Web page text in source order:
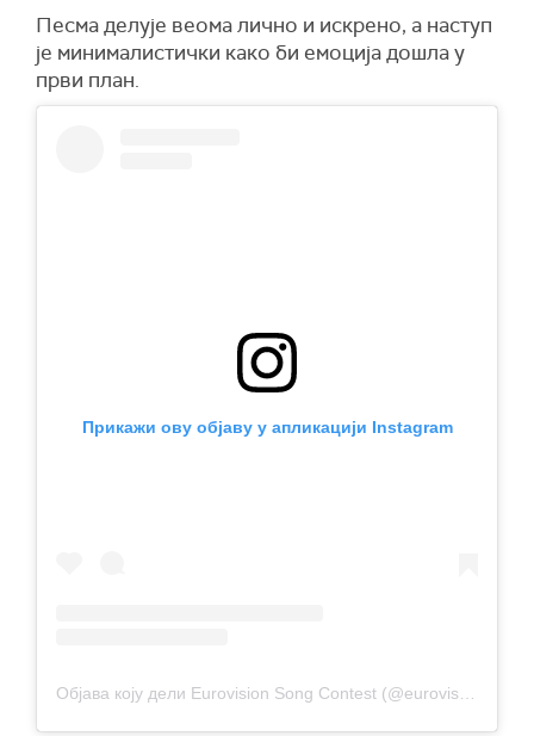
Песма делује веома лично и искрено, а наступ
је минималистички како би емоција дошла у
први план.
Прикажи ову објаву у апликацији Instagram